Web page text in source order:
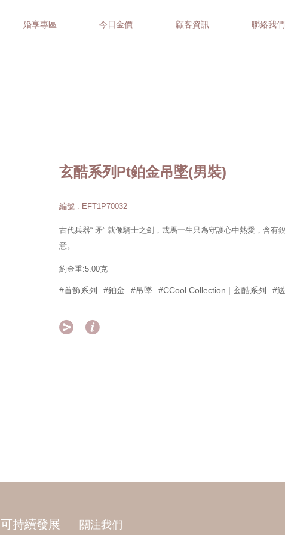
婚享專區 今日金價 顧客資訊 聯絡我們
玄酷系列Pt鉑金吊墜(男裝)
編號 : EFT1P70032
古代兵器“ 矛” 就像騎士之劍，戎馬一生只為守護心中熱愛，含有
意。
約金重:5.00克
#首飾系列 #鉑金 #吊墜 #CCool Collection | 玄酷系列 #
 
可持續發展 關注我們